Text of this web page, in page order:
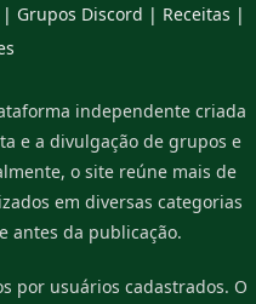
| Grupos Discord | Receitas |
independente criada
e a divulgação de grupos e
o site reúne mais de
em diversas categorias
antes da publicação.
por usuários cadastrados. O